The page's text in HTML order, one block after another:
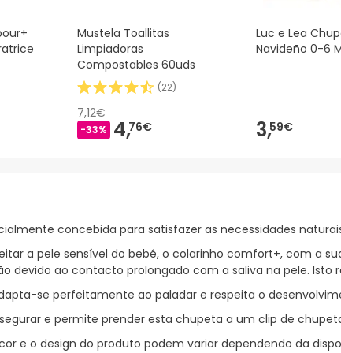
Mustela Toallitas
Limpiadoras
Compostables 60uds
(22)
7,12€
-33% 4,76€
Luc e Lea
Navideño 0-6
3,59€
concebida para satisfazer as necessidades
a pele sensível do bebé, o colarinho comfort+, com a
devido ao contacto prolongado com a saliva na pele. Isto
se perfeitamente ao paladar e respeita o
e permite prender esta chupeta a um clip de
cor e o design do produto podem variar dependendo da